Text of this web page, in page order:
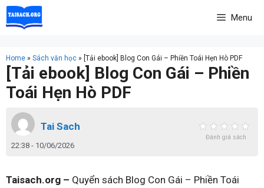
Skip
to
Menu
Home » Sách văn học » [Tải ebook] Blog Con Gái – Phiền Toái Hẹn Hò PDF
[Tải ebook] Blog Con Gái – Phiền
Toái Hẹn Hò PDF
Tai Sach
22:38 - 10/06/2026
Đánh giá sách
Taisach.org – Quyển sách Blog Con Gái – Phiền Toái